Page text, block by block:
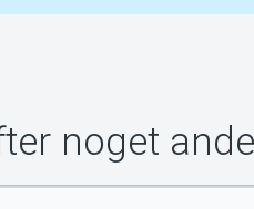
noget